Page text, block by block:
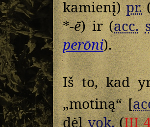
kamienį)pr.
*-ē) ir (acc.
perōni).
Iš to, kad
„motiną“ [
dėlvok.(III